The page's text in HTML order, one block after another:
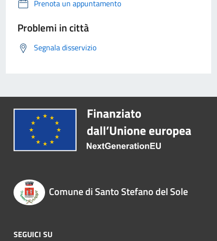
Prenota un appuntamento
Problemi in città
Segnala disservizio
Comune di Santo Stefano del Sole
SEGUICI SU